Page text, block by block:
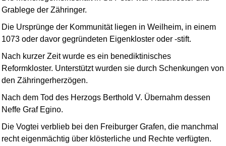
Grablege der Zähringer.
Die Ursprünge der Kommunität liegen in Weilheim, in einem
1073 oder davor gegründeten Eigenkloster oder -stift.
Nach kurzer Zeit wurde es ein benediktinisches
Reformkloster. Unterstützt wurden sie durch Schenkungen von
den Zähringerherzögen.
Nach dem Tod des Herzogs Berthold V. Übernahm dessen
Neffe Graf Egino.
Die Vogtei verblieb bei den Freiburger Grafen, die manchmal
recht eigenmächtig über klösterliche und Rechte verfügten.